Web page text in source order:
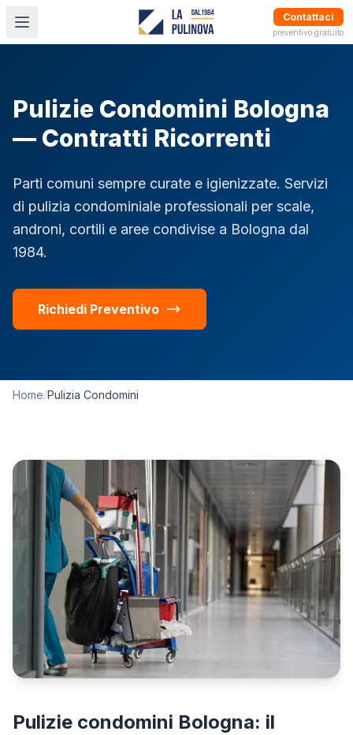
Contattaci
preventivo gratuito
Pulizie Condomini Bologna
— Contratti Ricorrenti
Parti comuni sempre curate e igienizzate. Servizi
di pulizia condominiale professionali per scale,
androni, cortili e aree condivise a Bologna dal
1984.
Richiedi Preventivo
Home/Pulizia Condomini
Pulizie condomini Bologna: il